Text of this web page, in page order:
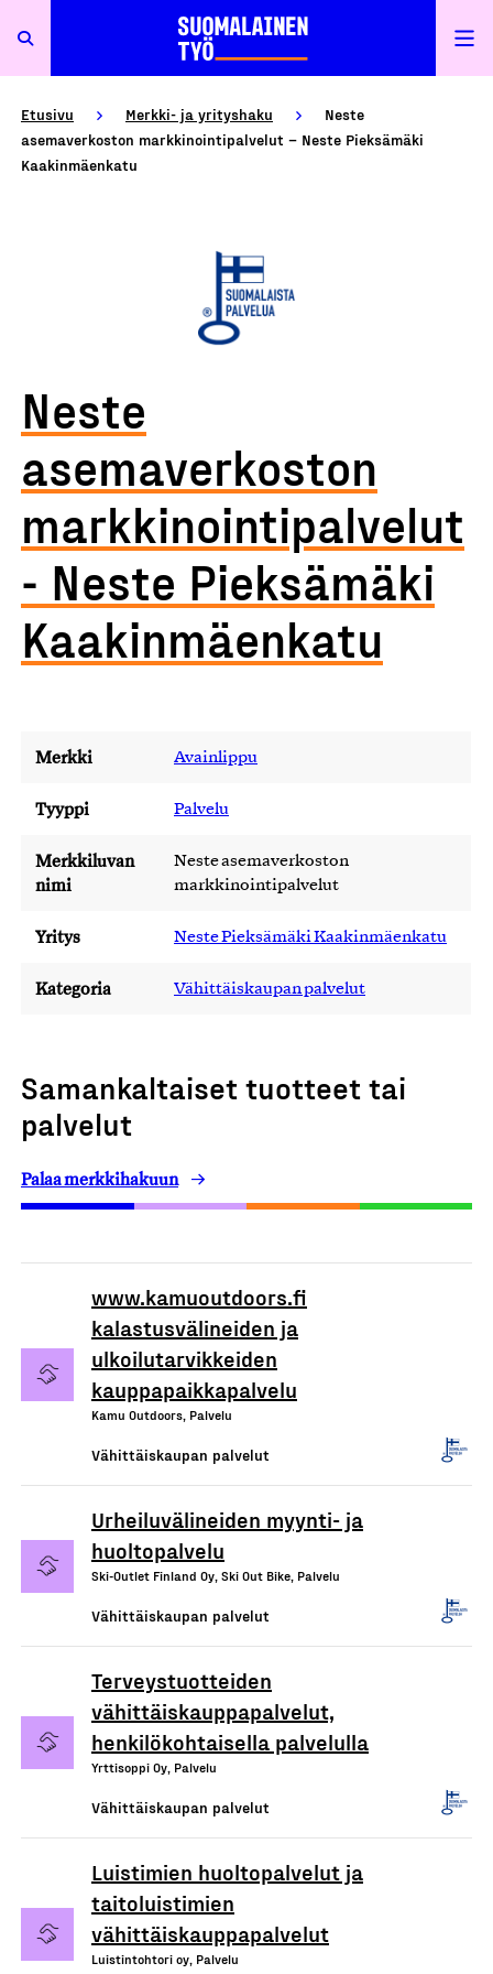
Etusivu Merkki- ja yrityshaku
Neste
asemaverkoston markkinointipalvelut – Neste Pieksämäki
Kaakinmäenkatu
Neste
asemaverkoston
markkinointipalvelut
- Neste Pieksämäki
Kaakinmäenkatu
Merkki Avainlippu
Tyyppi Palvelu
Merkkiluvan
nimi
Neste asemaverkoston
markkinointipalvelut
Yritys Neste Pieksämäki Kaakinmäenkatu
Kategoria Vähittäiskaupan palvelut
Samankaltaiset tuotteet tai
palvelut
Palaa merkkihakuun
www.kamuoutdoors.fi
kalastusvälineiden ja
ulkoilutarvikkeiden
kauppapaikkapalvelu
Kamu Outdoors, Palvelu
Vähittäiskaupan palvelut
Urheiluvälineiden myynti- ja
huoltopalvelu
Ski-Outlet Finland Oy, Ski Out Bike, Palvelu
Vähittäiskaupan palvelut
Terveystuotteiden
vähittäiskauppapalvelut,
henkilökohtaisella palvelulla
Yrttisoppi Oy, Palvelu
Vähittäiskaupan palvelut
Luistimien huoltopalvelut ja
taitoluistimien
vähittäiskauppapalvelut
Luistintohtori oy, Palvelu